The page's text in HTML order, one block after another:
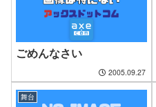
ごめんなさい
2005.09.27
舞台